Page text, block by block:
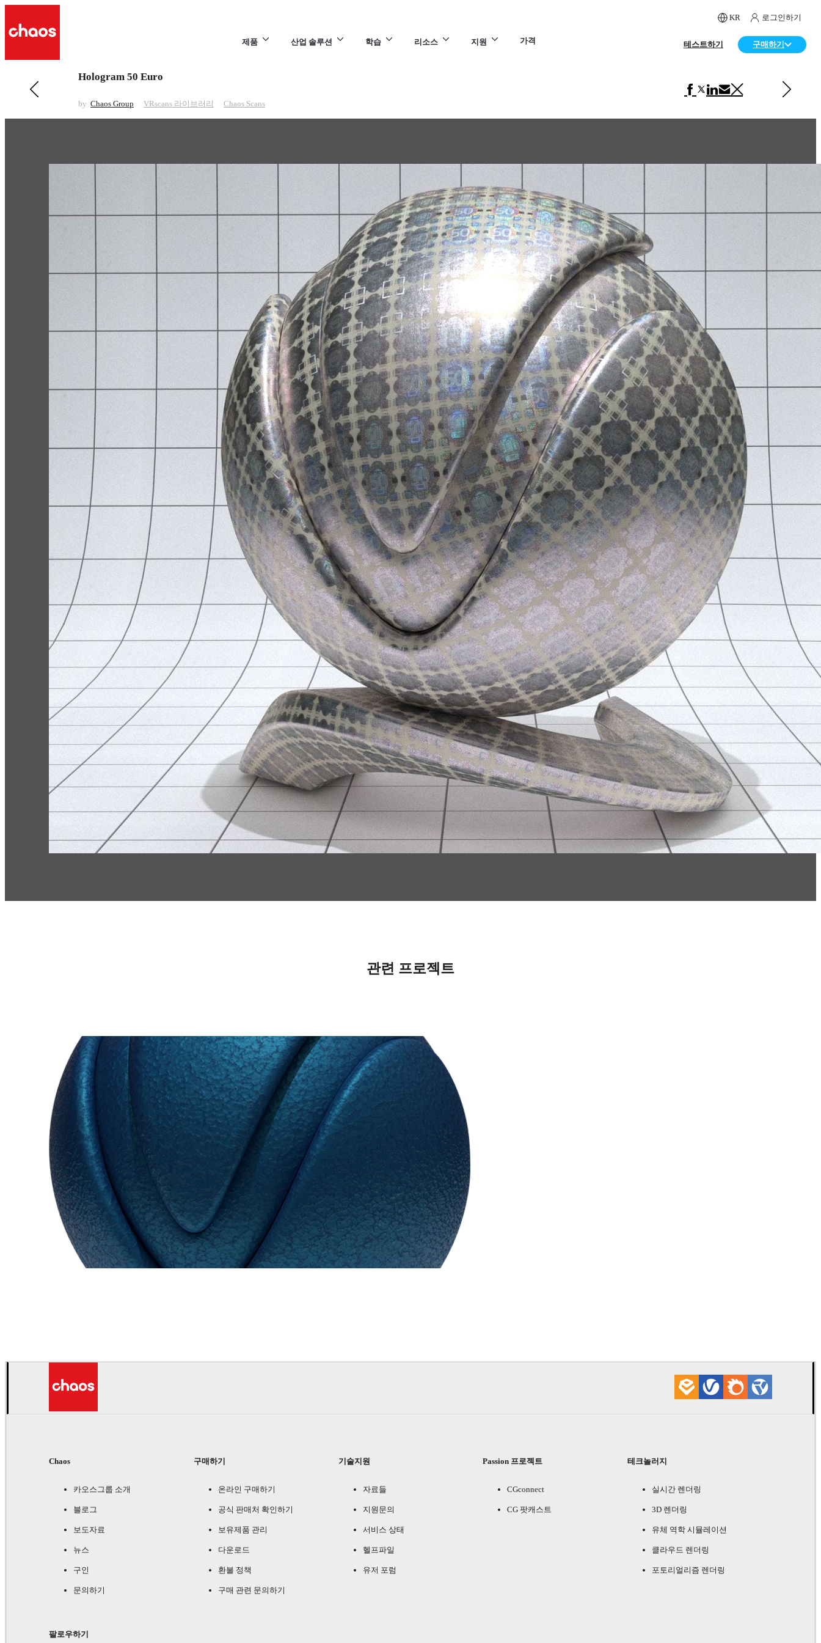
KR 로그인하기
제품 산업 솔루션 학습 리소스 지원 가격 테스트하기 구매하기
전 페이지 보기 VRscans 라이브러리
Hologram 50 Euro
by Chaos Group VRscans 라이브러리 Chaos Scans
Foil Orange Matte
관련 프로젝트
Chaos
카오스그룹 소개
블로그
보도자료
뉴스
구인
문의하기
구매하기
온라인 구매하기
공식 판매처 확인하기
보유제품 관리
다운로드
환불 정책
구매 관련 문의하기
기술지원
자료들
지원문의
서비스 상태
헬프파일
유저 포럼
Passion 프로젝트
CGconnect
CG 팟캐스트
테크놀러지
실시간 렌더링
3D 렌더링
유체 역학 시뮬레이션
클라우드 렌더링
포토리얼리즘 렌더링
팔로우하기